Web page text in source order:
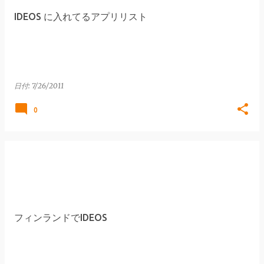
IDEOS に入れてるアプリリスト
日付: 7/26/2011
0
フィンランドでIDEOS